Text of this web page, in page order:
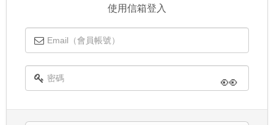
使用信箱登入
👀